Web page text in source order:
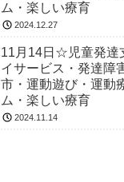
ム・楽しい療育
2024.12.27
11月14日☆児童発達
イサービス・発達障
市・運動遊び・運動
ム・楽しい療育
2024.11.14